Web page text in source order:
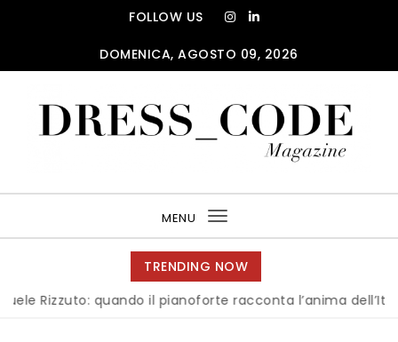
FOLLOW US
DOMENICA, AGOSTO 09, 2026
MENU
Toggle
navigation
TRENDING NOW
Rizzuto: quando il pianoforte racconta l’anima dell’Italia